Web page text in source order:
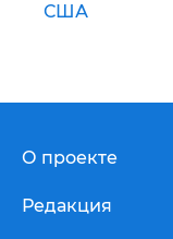
США
О проекте
Редакция